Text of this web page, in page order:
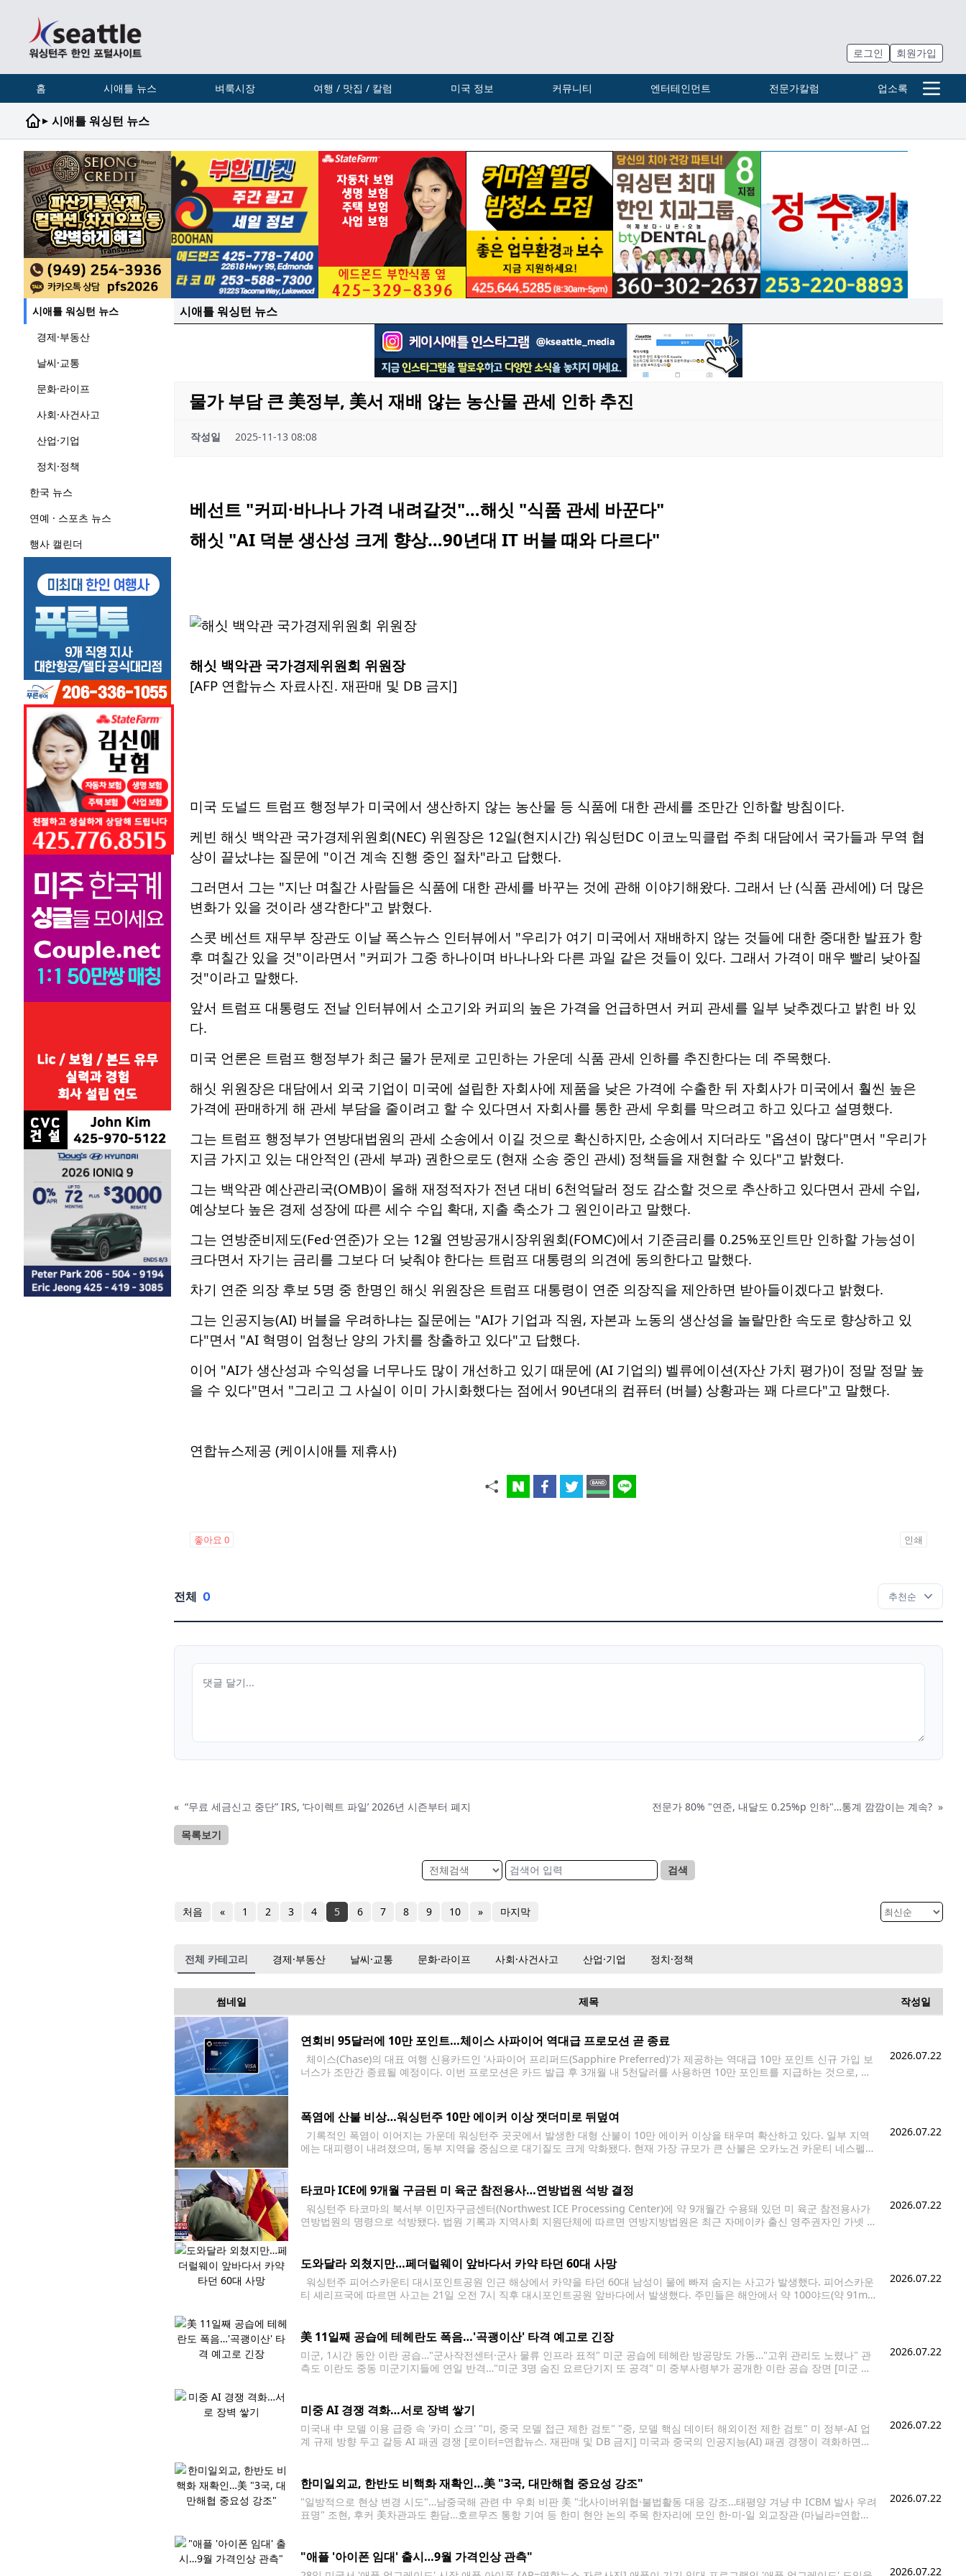
로그인 회원가입
홈 시애틀 뉴스 벼룩시장 여행 / 맛집 / 칼럼 미국 정보 커뮤니티 엔터테인먼트 전문가칼럼 업소록
▸ 시애틀 워싱턴 뉴스
시애틀 워싱턴 뉴스
경제·부동산
날씨·교통
문화·라이프
사회·사건사고
산업·기업
정치·정책
한국 뉴스
연예 · 스포츠 뉴스
행사 캘린더
시애틀 워싱턴 뉴스
물가 부담 큰 美정부, 美서 재배 않는 농산물 관세 인하 추진
작성일 2025-11-13 08:08
베선트 "커피·바나나 가격 내려갈것"…해싯 "식품 관세 바꾼다"
해싯 "AI 덕분 생산성 크게 향상…90년대 IT 버블 때와 다르다"
해싯 백악관 국가경제위원회 위원장
[AFP 연합뉴스 자료사진. 재판매 및 DB 금지]
미국 도널드 트럼프 행정부가 미국에서 생산하지 않는 농산물 등 식품에 대한 관세를 조만간 인하할 방침이다.
케빈 해싯 백악관 국가경제위원회(NEC) 위원장은 12일(현지시간) 워싱턴DC 이코노믹클럽 주최 대담에서 국가들과 무역 협
상이 끝났냐는 질문에 "이건 계속 진행 중인 절차"라고 답했다.
그러면서 그는 "지난 며칠간 사람들은 식품에 대한 관세를 바꾸는 것에 관해 이야기해왔다. 그래서 난 (식품 관세에) 더 많은
변화가 있을 것이라 생각한다"고 밝혔다.
스콧 베선트 재무부 장관도 이날 폭스뉴스 인터뷰에서 "우리가 여기 미국에서 재배하지 않는 것들에 대한 중대한 발표가 항
후 며칠간 있을 것"이라면서 "커피가 그중 하나이며 바나나와 다른 과일 같은 것들이 있다. 그래서 가격이 매우 빨리 낮아질
것"이라고 말했다.
앞서 트럼프 대통령도 전날 인터뷰에서 소고기와 커피의 높은 가격을 언급하면서 커피 관세를 일부 낮추겠다고 밝힌 바 있
다.
미국 언론은 트럼프 행정부가 최근 물가 문제로 고민하는 가운데 식품 관세 인하를 추진한다는 데 주목했다.
해싯 위원장은 대담에서 외국 기업이 미국에 설립한 자회사에 제품을 낮은 가격에 수출한 뒤 자회사가 미국에서 훨씬 높은
가격에 판매하게 해 관세 부담을 줄이려고 할 수 있다면서 자회사를 통한 관세 우회를 막으려고 하고 있다고 설명했다.
그는 트럼프 행정부가 연방대법원의 관세 소송에서 이길 것으로 확신하지만, 소송에서 지더라도 "옵션이 많다"면서 "우리가
지금 가지고 있는 대안적인 (관세 부과) 권한으로도 (현재 소송 중인 관세) 정책들을 재현할 수 있다"고 밝혔다.
그는 백악관 예산관리국(OMB)이 올해 재정적자가 전년 대비 6천억달러 정도 감소할 것으로 추산하고 있다면서 관세 수입,
예상보다 높은 경제 성장에 따른 세수 수입 확대, 지출 축소가 그 원인이라고 말했다.
그는 연방준비제도(Fed·연준)가 오는 12월 연방공개시장위원회(FOMC)에서 기준금리를 0.25%포인트만 인하할 가능성이
크다면서 자기는 금리를 그보다 더 낮춰야 한다는 트럼프 대통령의 의견에 동의한다고 말했다.
차기 연준 의장 후보 5명 중 한명인 해싯 위원장은 트럼프 대통령이 연준 의장직을 제안하면 받아들이겠다고 밝혔다.
그는 인공지능(AI) 버블을 우려하냐는 질문에는 "AI가 기업과 직원, 자본과 노동의 생산성을 놀랄만한 속도로 향상하고 있
다"면서 "AI 혁명이 엄청난 양의 가치를 창출하고 있다"고 답했다.
이어 "AI가 생산성과 수익성을 너무나도 많이 개선하고 있기 때문에 (AI 기업의) 벨류에이션(자산 가치 평가)이 정말 정말 높
을 수 있다"면서 "그리고 그 사실이 이미 가시화했다는 점에서 90년대의 컴퓨터 (버블) 상황과는 꽤 다르다"고 말했다.
연합뉴스제공 (케이시애틀 제휴사)
좋아요 0 인쇄
전체 0
« “무료 세금신고 중단” IRS, ‘다이렉트 파일’ 2026년 시즌부터 폐지 전문가 80% "연준, 내달도 0.25%p 인하"…통계 깜깜이는 계속? »
목록보기
검색
처음 « 1 2 3 4 5 6 7 8 9 10 » 마지막
전체 카테고리 경제·부동산 날씨·교통 문화·라이프 사회·사건사고 산업·기업 정치·정책
썸네일 제목 작성일
연회비 95달러에 10만 포인트…체이스 사파이어 역대급 프로모션 곧 종료
체이스(Chase)의 대표 여행 신용카드인 '사파이어 프리퍼드(Sapphire Preferred)'가 제공하는 역대급 10만 포인트 신규 가입 보
너스가 조만간 종료될 예정이다. 이번 프로모션은 카드 발급 후 3개월 내 5천달러를 사용하면 10만 포인트를 지급하는 것으로, 일
2026.07.22
폭염에 산불 비상…워싱턴주 10만 에이커 이상 잿더미로 뒤덮여
기록적인 폭염이 이어지는 가운데 워싱턴주 곳곳에서 발생한 대형 산불이 10만 에이커 이상을 태우며 확산하고 있다. 일부 지역
에는 대피령이 내려졌으며, 동부 지역을 중심으로 대기질도 크게 악화됐다. 현재 가장 규모가 큰 산불은 오카노건 카운티 네스펠럼
2026.07.22
타코마 ICE에 9개월 구금된 미 육군 참전용사…연방법원 석방 결정
워싱턴주 타코마의 북서부 이민자구금센터(Northwest ICE Processing Center)에 약 9개월간 수용돼 있던 미 육군 참전용사가
연방법원의 명령으로 석방됐다. 법원 기록과 지역사회 지원단체에 따르면 연방지방법원은 최근 자메이카 출신 영주권자인 가넷 스
2026.07.22
도와달라 외쳤지만…페더럴웨이 앞바다서 카약 타던 60대 사망
워싱턴주 피어스카운티 대시포인트공원 인근 해상에서 카약을 타던 60대 남성이 물에 빠져 숨지는 사고가 발생했다. 피어스카운
티 셰리프국에 따르면 사고는 21일 오전 7시 직후 대시포인트공원 앞바다에서 발생했다. 주민들은 해안에서 약 100야드(약 91m)
2026.07.22
美 11일째 공습에 테헤란도 폭음…'곡괭이산' 타격 예고로 긴장
미군, 1시간 동안 이란 공습…"군사작전센터·군사 물류 인프라 표적" 미군 공습에 테헤란 방공망도 가동…"고위 관리도 노렸나" 관
측도 이란도 중동 미군기지들에 연일 반격…"미군 3명 숨진 요르단기지 또 공격" 미 중부사령부가 공개한 이란 공습 장면 [미군 중
2026.07.22
미중 AI 경쟁 격화…서로 장벽 쌓기
미국내 中 모델 이용 급증 속 '카미 쇼크' "미, 중국 모델 접근 제한 검토" "중, 모델 핵심 데이터 해외이전 제한 검토" 미 정부-AI 업
계 규제 방향 두고 갈등 AI 패권 경쟁 [로이터=연합뉴스. 재판매 및 DB 금지] 미국과 중국의 인공지능(AI) 패권 경쟁이 격화하면서
2026.07.22
한미일외교, 한반도 비핵화 재확인…美 "3국, 대만해협 중요성 강조"
"일방적으로 현상 변경 시도"…남중국해 관련 中 우회 비판 美 "北사이버위협·불법활동 대응 강조…태평양 겨냥 中 ICBM 발사 우려
표명" 조현, 후커 美차관과도 환담…호르무즈 통항 기여 등 한미 현안 논의 주목 한자리에 모인 한-미-일 외교장관 (마닐라=연합뉴
2026.07.22
"애플 '아이폰 임대' 출시…9월 가격인상 관측"
2026.07.22